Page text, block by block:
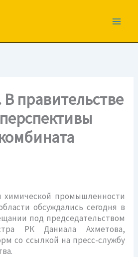
В правительстве
химической промышленности
обсуждались сегодня в
под председательством
РК Даниала Ахметова,
со ссылкой на пресс-службу